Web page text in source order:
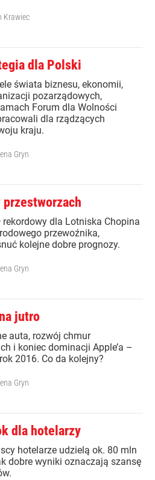
Krawiec
dla Polski
świata biznesu, ekonomii,
pozarządowych,
Forum dla Wolności
dla rządzących
kraju.
Gryn
przestworzach
rekordowy dla Lotniska Chopina
przewoźnika,
kolejne dobre prognozy.
Gryn
jutro
auta, rozwój chmur
i koniec dominacji Apple’a –
2016. Co da kolejny?
Gryn
dla hotelarzy
hotelarze udzielą ok. 80 mln
dobre wyniki oznaczają szansę